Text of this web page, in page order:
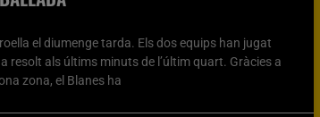
el diumenge tarda. Els dos equips han jugat
resolt als últims minuts de l’últim quart. Gràcies a
zona, el Blanes ha